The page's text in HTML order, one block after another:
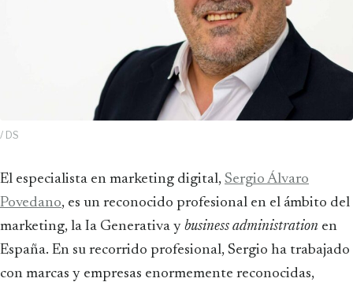
/ DS
El especialista en marketing digital, Sergio Álvaro
Povedano, es un reconocido profesional en el ámbito del
marketing, la Ia Generativa y business administration en
España. En su recorrido profesional, Sergio ha trabajado
con marcas y empresas enormemente reconocidas,